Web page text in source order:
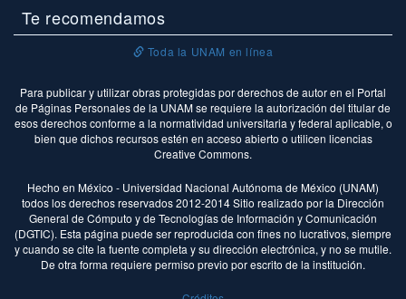
Te recomendamos
Toda la UNAM en línea
Para publicar y utilizar obras protegidas por derechos de autor en el Portal
de Páginas Personales de la UNAM se requiere la autorización del titular de
esos derechos conforme a la normatividad universitaria y federal aplicable, o
bien que dichos recursos estén en acceso abierto o utilicen licencias
Creative Commons.
Hecho en México - Universidad Nacional Autónoma de México (UNAM)
todos los derechos reservados 2012-2014 Sitio realizado por la Dirección
General de Cómputo y de Tecnologías de Información y Comunicación
(DGTIC). Esta página puede ser reproducida con fines no lucrativos, siempre
y cuando se cite la fuente completa y su dirección electrónica, y no se mutile.
De otra forma requiere permiso previo por escrito de la institución.